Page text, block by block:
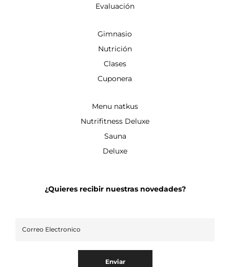
Evaluación
Gimnasio
Nutrición
Clases
Cuponera
Menu natkus
Nutrifitness Deluxe
Sauna
Deluxe
¿Quieres recibir nuestras novedades?
Enviar